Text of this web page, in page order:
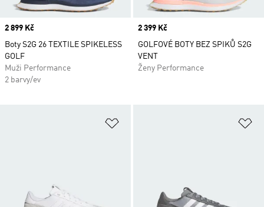
Price
2 899 Kč
Boty S2G 26 TEXTILE SPIKELESS
GOLF
Muži Performance
2 barvy/ev
Price
2 399 Kč
GOLFOVÉ BOTY BEZ SPIKŮ S2G
VENT
Ženy Performance